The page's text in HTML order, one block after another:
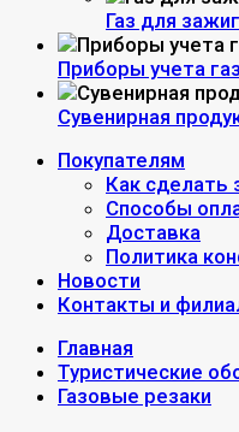
Газ для
Приборы учета
Сувенирная
Покупателям
Как сделать
Способы
Доставка
Политика
Новости
Контакты и
Главная
Туристические
Газовые резаки